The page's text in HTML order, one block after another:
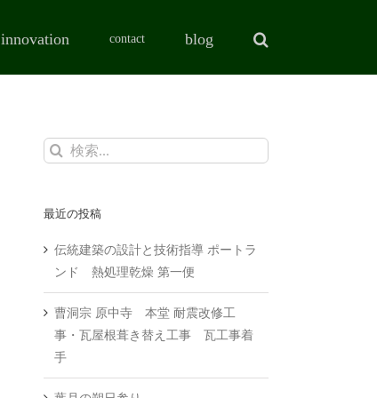
innovation contact blog
検
最近の投稿
伝統建築の設計と技術指導 ポートラ
ンド 熱処理乾燥 第一便
曹洞宗 原中寺 本堂 耐震改修工
事・瓦屋根葺き替え工事 瓦工事着
手